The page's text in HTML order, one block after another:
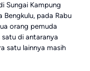
Sungai Kampung
Bengkulu, pada Rabu
orang pemuda
di antaranya
satu lainnya masih